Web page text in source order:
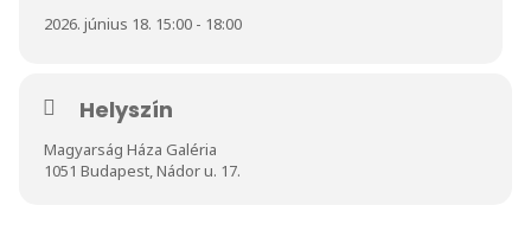
2026. június 18. 15:00 - 18:00
Helyszín
Magyarság Háza Galéria
1051 Budapest, Nádor u. 17.